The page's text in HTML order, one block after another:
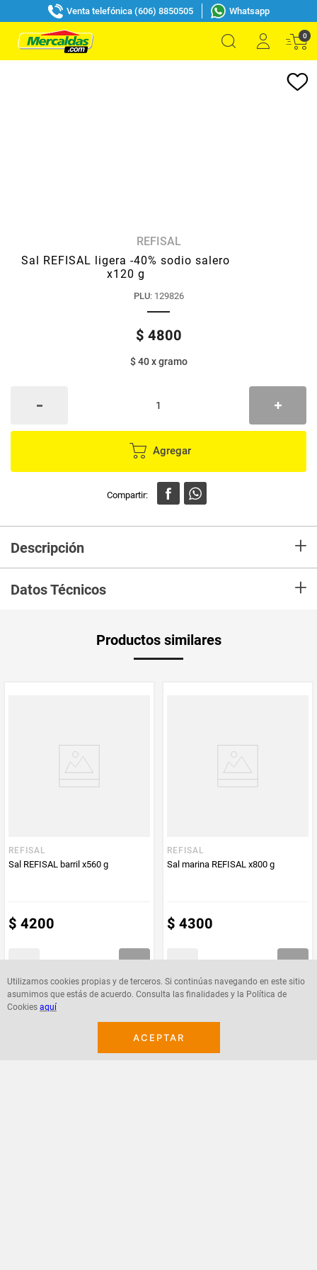
Venta telefónica (606) 8850505 Whatsapp
0
Utilizamos cookies propias y de terceros. Si continúas navegando en este sitio
asumimos que estás de acuerdo. Consulta las finalidades y la Política de
Cookies aquí
ACEPTAR
REFISAL
Sal REFISAL ligera -40% sodio salero
x120 g
PLU: 129826
$ 4800
$ 40xgramo
Agregar
Descripción +
para cuidarse sin sacrificar el sabor de los alimentos.
Datos Técnicos +
Productos similares
REFISAL
Sal REFISAL barril x560 g
$ 4200
REFISAL
Sal marina REFISAL x800 g
$ 4300